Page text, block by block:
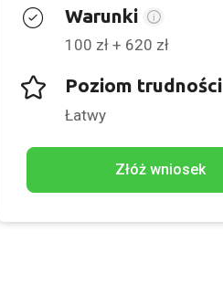
Warunki
100 zł + 620 zł
Poziom trudności
Łatwy
Złóż wniosek